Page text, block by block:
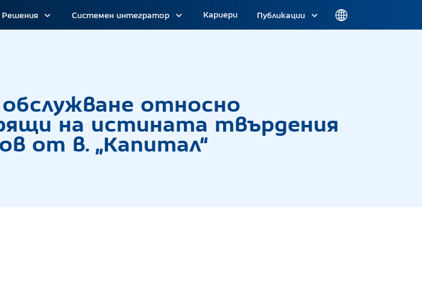
Решения Системен интегратор Кариери Публикации
относно
на истината твърдения
от в. „Капитал“